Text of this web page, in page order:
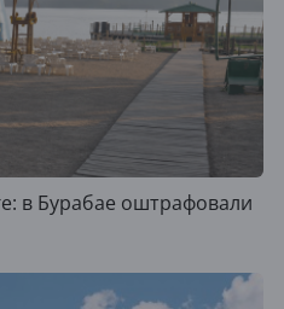
в Бурабае оштрафовали